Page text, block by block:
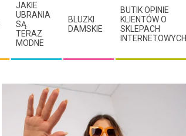
JAKIE
UBRANIA
SĄ
TERAZ
MODNE
BLUZKI
DAMSKIE
BUTIK OPINIE
KLIENTÓW O
SKLEPACH
INTERNETOWYCH